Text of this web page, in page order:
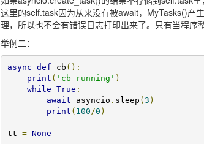
这里的self.task因为从来没有被await，MyTasks()产
理，所以也不会有错误日志打印出来了。只有当程序
举例二：
async def cb ():
print ( 'cb running' )
while True :
await asyncio . sleep (3 )
print ( 100 /0 )
tt = None